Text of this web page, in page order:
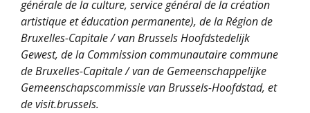
générale de la culture, service général de la création
artistique et éducation permanente), de la Région de
Bruxelles-Capitale / van Brussels Hoofdstedelijk
Gewest, de la Commission communautaire commune
de Bruxelles-Capitale / van de Gemeenschappelijke
Gemeenschapscommissie van Brussels-Hoofdstad, et
de visit.brussels.